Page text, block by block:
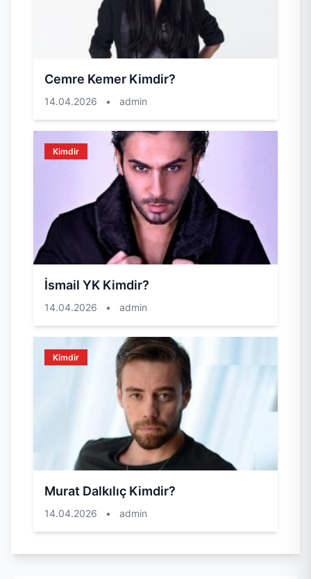
Cemre Kemer Kimdir?
14.04.2026 • admin
Kimdir
İsmail YK Kimdir?
14.04.2026 • admin
Kimdir
Murat Dalkılıç Kimdir?
14.04.2026 • admin